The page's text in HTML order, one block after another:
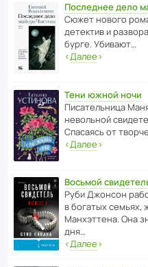
Последнее дело
Сюжет нового
дете­ктив и
бурге. Убивают…
‹Далее›
Тени южной ночи
Писа­тель­ница
невольной
Спасаясь от
‹Далее›
Восьмой
Руби Джонсон
в богатых семьях,
Манх­эт­тена. Она
дня…
‹Далее›